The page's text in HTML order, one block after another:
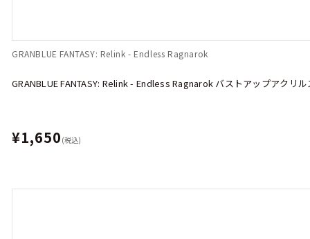
GRANBLUE FANTASY: Relink - Endless Ragnarok
GRANBLUE FANTASY: Relink - Endless Ragnarok バストアップアクリ
¥1,650 (税込)